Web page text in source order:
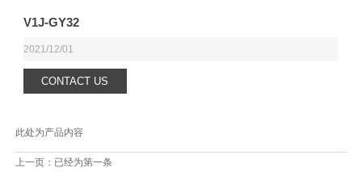
V1J-GY32
2021/12/01
CONTACT US
此处为产品内容
上一页：已经为第一条